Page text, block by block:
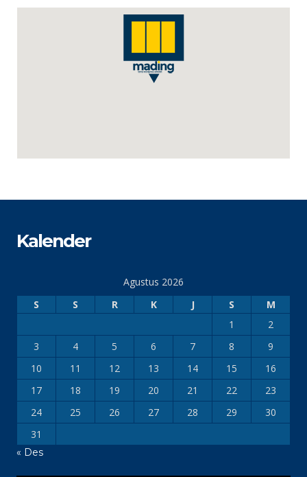
Kalender
Agustus 2026
S
S R K J S
M
1
2
3
4 5 6 7 8
9
10
11 12 13 14 15
16
17
18 19 20 21 22
23
24
25 26 27 28 29
30
31
« Des